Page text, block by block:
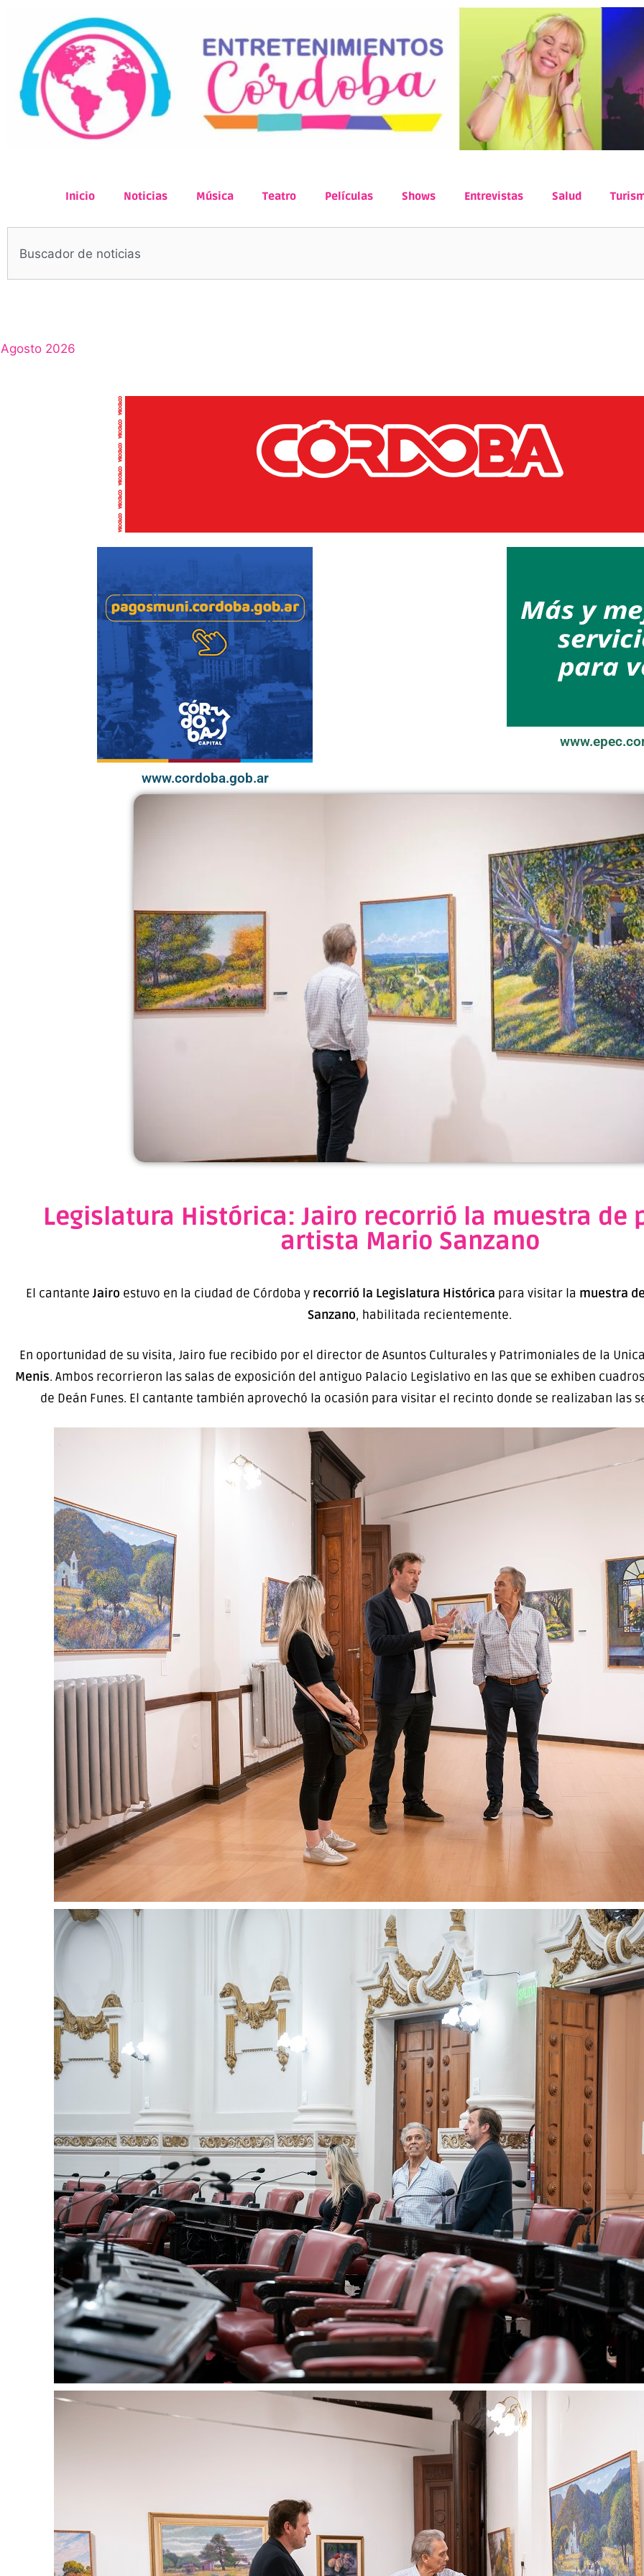
Inicio Noticias Música Teatro Películas Shows Entrevistas Salud
Agosto 2026
www.cordoba.gob.ar
Legislatura Histórica: Jairo recorrió la muestra de
artista Mario Sanzano
El cantanteJairo estuvo en la ciudad de Córdoba y recorrió la Legislatura Histórica para visitar la muestra
Sanzano, habilitada recientemente.
En oportunidad de su visita, Jairo fue recibido por el director de Asuntos Culturales y Patrimoniales de la
Menis. Ambos recorrieron las salas de exposición del antiguo Palacio Legislativo en las que se exhiben
de Deán Funes. El cantante también aprovechó la ocasión para visitar el recinto donde se realizaban las